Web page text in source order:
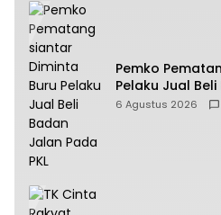
Pemko
Pelaku Jual
6 Agustus 2026